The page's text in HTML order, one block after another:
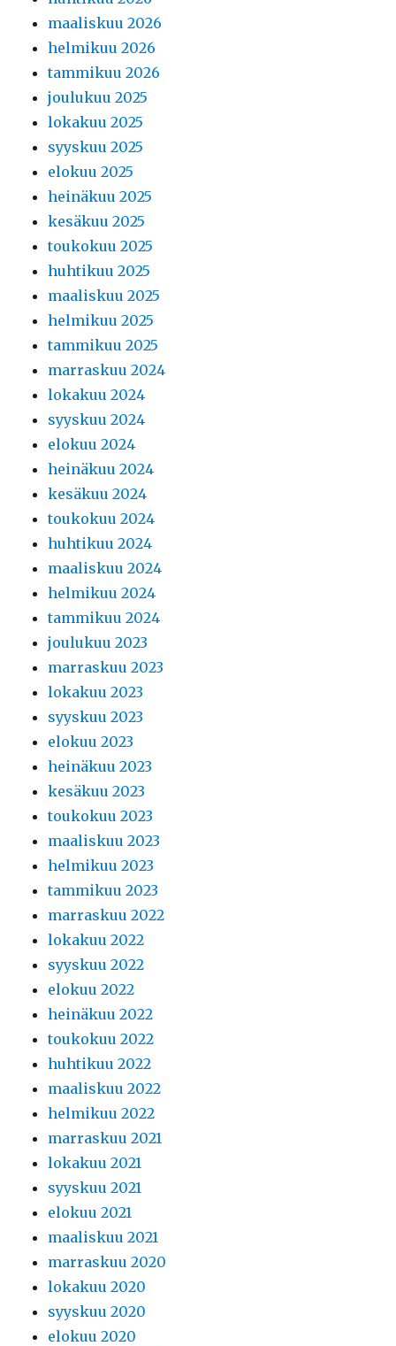
maaliskuu 2026
helmikuu 2026
tammikuu 2026
joulukuu 2025
lokakuu 2025
syyskuu 2025
elokuu 2025
heinäkuu 2025
kesäkuu 2025
toukokuu 2025
huhtikuu 2025
maaliskuu 2025
helmikuu 2025
tammikuu 2025
marraskuu 2024
lokakuu 2024
syyskuu 2024
elokuu 2024
heinäkuu 2024
kesäkuu 2024
toukokuu 2024
huhtikuu 2024
maaliskuu 2024
helmikuu 2024
tammikuu 2024
joulukuu 2023
marraskuu 2023
lokakuu 2023
syyskuu 2023
elokuu 2023
heinäkuu 2023
kesäkuu 2023
toukokuu 2023
maaliskuu 2023
helmikuu 2023
tammikuu 2023
marraskuu 2022
lokakuu 2022
syyskuu 2022
elokuu 2022
heinäkuu 2022
toukokuu 2022
huhtikuu 2022
maaliskuu 2022
helmikuu 2022
marraskuu 2021
lokakuu 2021
syyskuu 2021
elokuu 2021
maaliskuu 2021
marraskuu 2020
lokakuu 2020
syyskuu 2020
elokuu 2020